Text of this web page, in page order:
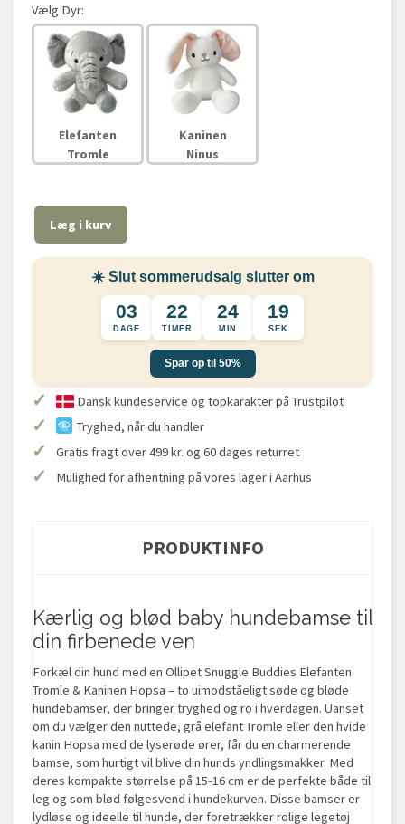
Vælg Dyr:
Elefanten
Tromle
Kaninen
Ninus
Læg i kurv
☀️ Slut sommerudsalg slutter om
03
DAGE
22
TIMER
24
MIN
18
SEK
Spar op til 50%
✓ Dansk kundeservice og topkarakter på Trustpilot
✓ Tryghed, når du handler
✓ Gratis fragt over 499 kr. og 60 dages returret
✓ Mulighed for afhentning på vores lager i Aarhus
PRODUKTINFO
Kærlig og blød baby hundebamse til
din firbenede ven
Forkæl din hund med en Ollipet Snuggle Buddies Elefanten
Tromle & Kaninen Hopsa – to uimodståeligt søde og bløde
hundebamser, der bringer tryghed og ro i hverdagen. Uanset
om du vælger den nuttede, grå elefant Tromle eller den hvide
kanin Hopsa med de lyserøde ører, får du en charmerende
bamse, som hurtigt vil blive din hunds yndlingsmakker. Med
deres kompakte størrelse på 15-16 cm er de perfekte både til
leg og som blød følgesvend i hundekurven. Disse bamser er
lydløse og ideelle til hunde, der foretrækker rolige legetøj